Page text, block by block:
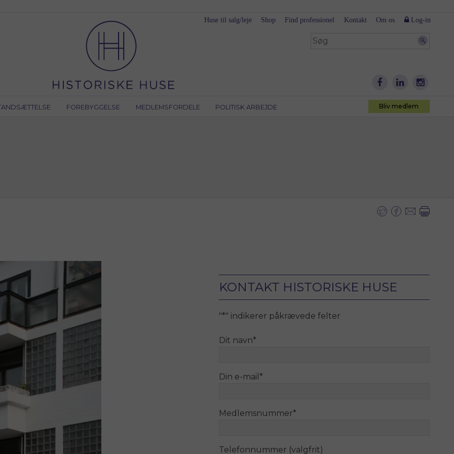
FOREBYGGELSE MEDLEMSFORDELE POLITISK ARBEJDE Bliv medlem
Huse til salg/leje Shop Find professionel Kontakt Om os Log-in
KONTAKT HISTORISKE HUSE
"*" indikerer påkrævede felter
Dit navn*
Din e-mail *
Medlemsnummer*
Telefonnummer (valgfrit)